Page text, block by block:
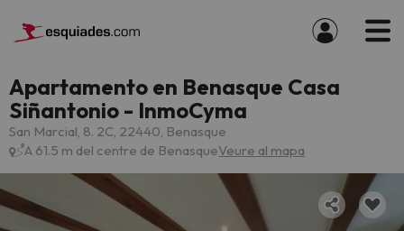
Apartamento en Benasque Casa
Siñantonio - InmoCyma
San Marcial, 8. 2C, 22440, Benasque
A 61.5 m del centre de BenasqueVeure al mapa